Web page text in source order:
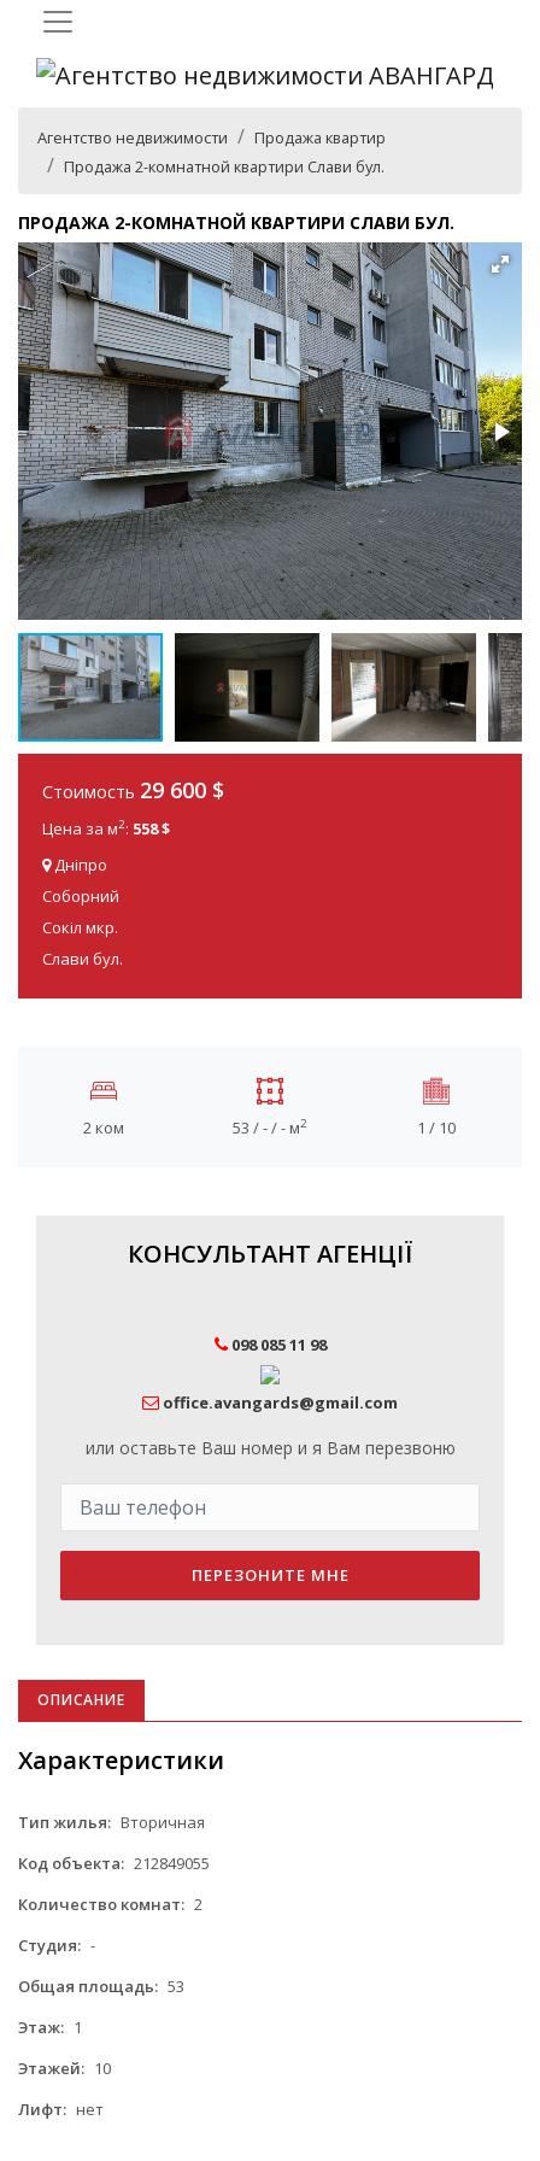
Агентство недвижимости
Продажа квартир
Продажа 2-комнатной квартири Слави бул.
ПРОДАЖА 2-КОМНАТНОЙ КВАРТИРИ СЛАВИ БУЛ.
Стоимость 29 600 $
Цена за м2: 558 $
Дніпро
Соборний
Сокіл мкр.
Слави бул.
2 ком 53 / - / - м2 1 / 10
КОНСУЛЬТАНТ АГЕНЦІЇ
098 085 11 98
office.avangards@gmail.com
или оставьте Ваш номер и я Вам перезвоню
ПЕРЕЗОНИТЕ МНЕ
ОПИСАНИЕ
Характеристики
Тип жилья: Вторичная
Код объекта: 212849055
Количество комнат: 2
Студия: -
Общая площадь: 53
Этаж: 1
Этажей: 10
Лифт: нет